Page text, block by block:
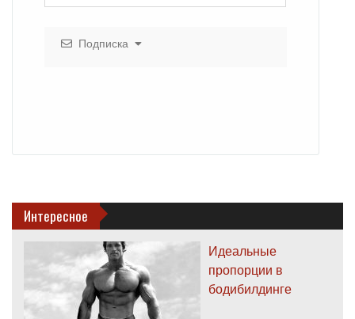
Подписка
Интересное
Идеальные
пропорции в
бодибилдинге